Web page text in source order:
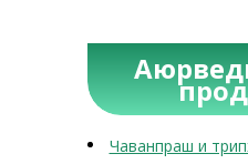
Чаванпраш и